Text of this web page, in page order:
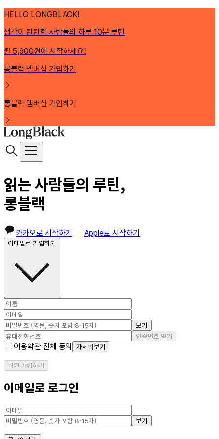
HELLO LONGBLACK!
생각이 탄탄한 사람들의 하루 10분 루틴
월 5,900원에 시작하세요!
롱블랙 멤버십 가입하기
롱블랙 멤버십 가입하기
읽는 사람들의 루틴,
롱블랙
카카오로 시작하기 Apple로 시작하기
이메일로 가입하기
보기
인증번호 받기
이용약관 전체 동의 자세히보기
회원 가입하기
이메일로 로그인
보기